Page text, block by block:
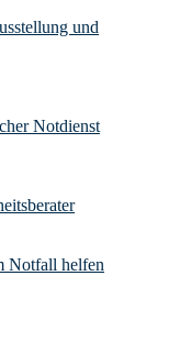
und
Notdienst
Notfall helfen